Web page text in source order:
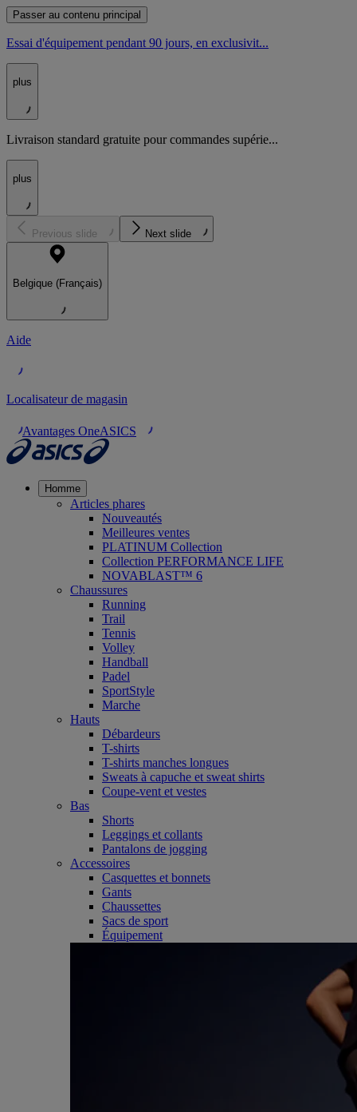
Passer au contenu principal
Essai d'équipement pendant 90 jours, en exclusivit...
plus
Livraison standard gratuite pour commandes supérie...
plus
Previous slide Next slide
Belgique (Français)
Aide
Localisateur de magasin
Avantages OneASICS
Homme
Articles phares
Nouveautés
Meilleures ventes
PLATINUM Collection
Collection PERFORMANCE LIFE
NOVABLAST™ 6
Chaussures
Running
Trail
Tennis
Volley
Handball
Padel
SportStyle
Marche
Hauts
Débardeurs
T-shirts
T-shirts manches longues
Sweats à capuche et sweat shirts
Coupe-vent et vestes
Bas
Shorts
Leggings et collants
Pantalons de jogging
Accessoires
Casquettes et bonnets
Gants
Chaussettes
Sacs de sport
Équipement